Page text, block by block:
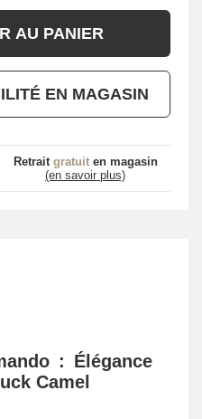
AU PANIER
EN MAGASIN
Retrait gratuiten magasin
(en savoir plus)
: Élégance
Camel